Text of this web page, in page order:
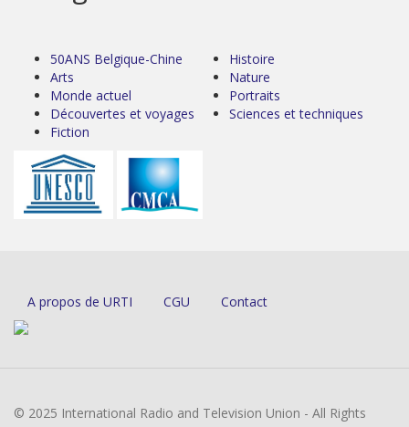
50ANS Belgique-Chine
Arts
Monde actuel
Découvertes et voyages
Fiction
Histoire
Nature
Portraits
Sciences et techniques
A propos de URTI CGU Contact
© 2025 International Radio and Television Union - All Rights